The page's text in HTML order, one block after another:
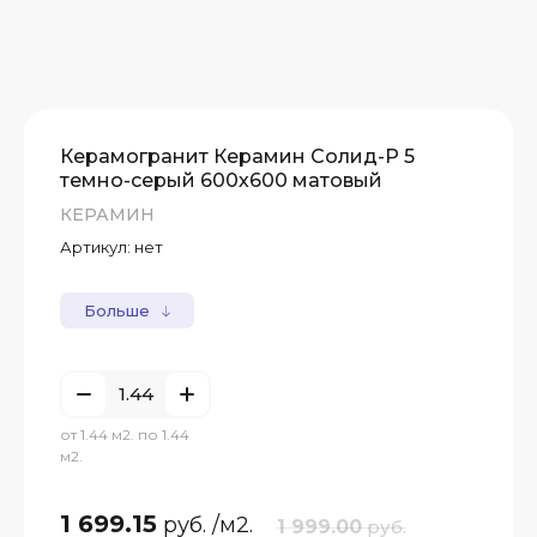
Керамогранит Керамин Солид-Р 5
темно-серый 600х600 матовый
КЕРАМИН
Артикул: нет
Больше
от 1.44 м2. по 1.44
м2.
1 699.15 руб. /м2. 1 999.00 руб.